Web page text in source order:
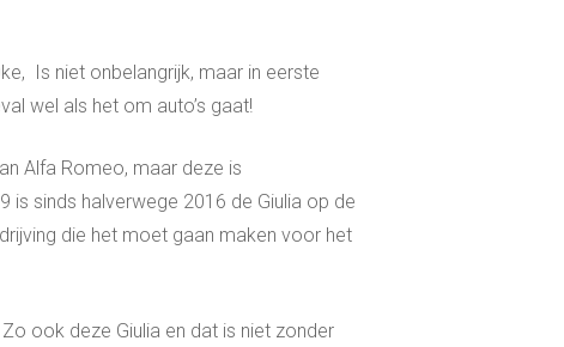
Is niet onbelangrijk, maar in eerste
wel als het om auto’s gaat!
Alfa Romeo, maar deze is
is sinds halverwege 2016 de Giulia op de
die het moet gaan maken voor het
ook deze Giulia en dat is niet zonder